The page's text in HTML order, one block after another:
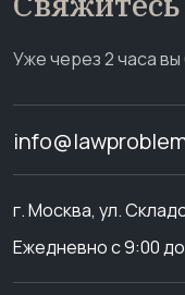
Уже через 2 часа
г. Москва, ул.
Ежедневно с 9:00 до